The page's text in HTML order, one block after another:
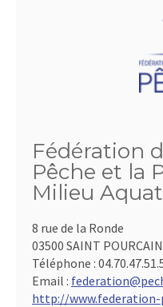
Fédération
Pêche et la
Milieu
8 rue de la Ronde
03500 SAINT
Téléphone :
Email :
http://